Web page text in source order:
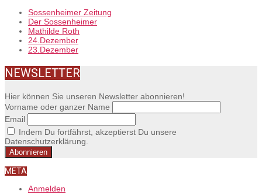
Sossenheimer Zeitung
Der Sossenheimer
Mathilde Roth
24.Dezember
23.Dezember
NEWSLETTER
Hier können Sie unseren Newsletter abonnieren!
Vorname oder ganzer Name
Email
Indem Du fortfährst, akzeptierst Du unsere
Datenschutzerklärung.
META
Anmelden